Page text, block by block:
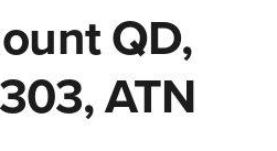
QD,
ATN